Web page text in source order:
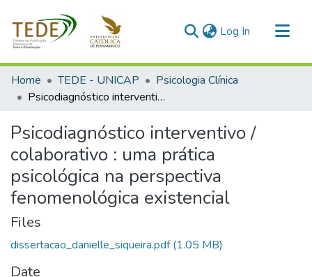
Log In (current)
Communities & Collections
All of DSpace
Home TEDE - UNICAP
Psicologia Clínica
Psicodiagnóstico interventivo / colaborativo : uma prática psicológica na perspectiva fenomenológica existencial
Psicodiagnóstico interventivo /
colaborativo : uma prática
psicológica na perspectiva
fenomenológica existencial
Files
dissertacao_danielle_siqueira.pdf(1.05 MB)
Date